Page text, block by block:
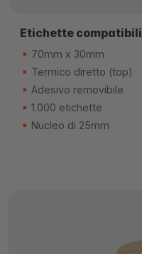
Etichette
70mm x 30mm
Termico diretto (top)
Adesivo removibile
1.000 etichette
Nucleo di 25mm